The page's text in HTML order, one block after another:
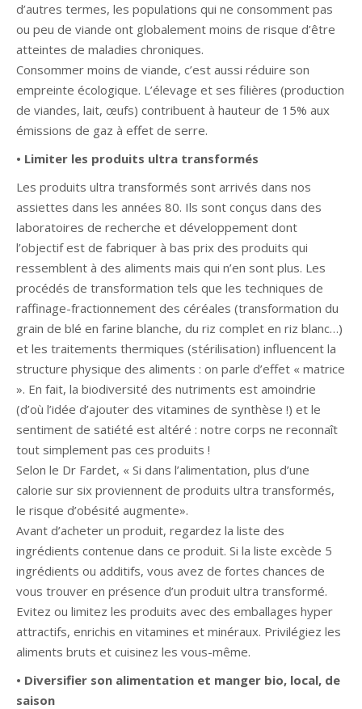
d’autres termes, les populations qui ne consomment pas
ou peu de viande ont globalement moins de risque d’être
atteintes de maladies chroniques.
Consommer moins de viande, c’est aussi réduire son
empreinte écologique. L’élevage et ses filières (production
de viandes, lait, œufs) contribuent à hauteur de 15% aux
émissions de gaz à effet de serre.
• Limiter les produits ultra transformés
Les produits ultra transformés sont arrivés dans nos
assiettes dans les années 80. Ils sont conçus dans des
laboratoires de recherche et développement dont
l’objectif est de fabriquer à bas prix des produits qui
ressemblent à des aliments mais qui n’en sont plus. Les
procédés de transformation tels que les techniques de
raffinage-fractionnement des céréales (transformation du
grain de blé en farine blanche, du riz complet en riz blanc…)
et les traitements thermiques (stérilisation) influencent la
structure physique des aliments : on parle d’effet « matrice
». En fait, la biodiversité des nutriments est amoindrie
(d’où l’idée d’ajouter des vitamines de synthèse !) et le
sentiment de satiété est altéré : notre corps ne reconnaît
tout simplement pas ces produits !
Selon le Dr Fardet, « Si dans l’alimentation, plus d’une
calorie sur six proviennent de produits ultra transformés,
le risque d’obésité augmente».
Avant d’acheter un produit, regardez la liste des
ingrédients contenue dans ce produit. Si la liste excède 5
ingrédients ou additifs, vous avez de fortes chances de
vous trouver en présence d’un produit ultra transformé.
Evitez ou limitez les produits avec des emballages hyper
attractifs, enrichis en vitamines et minéraux. Privilégiez les
aliments bruts et cuisinez les vous-même.
• Diversifier son alimentation et manger bio, local, de
saison